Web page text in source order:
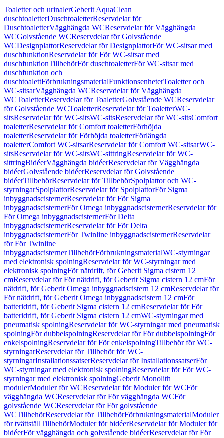
Toaletter och urinalerGeberit AquaClean
duschtoaletterDuschtoaletterReservdelar för
DuschtoaletterVägghängda WCReservdelar för Vägghängda
WCGolvstående WCReservdelar för Golvstående
WCDesignplattorReservdelar för DesignplattorFör WC-sitsar med
duschfunktionReservdelar för För WC-sitsar med
duschfunktionTillbehörFör duschtoaletterFör WC-sitsar med
duschfunktion och
duschtoalettFörbrukningsmaterialFunktionsenheterToaletter och
WC-sitsarVägghängda WCReservdelar för Vägghängda
WCToaletterReservdelar för ToaletterGolvstående WCReservdelar
för Golvstående WCToaletterReservdelar för ToaletterWC-
sitsReservdelar för WC-sitsWC-sitsReservdelar för WC-sitsComfort
toaletterReservdelar för Comfort toaletterFörhöjda
toaletterReservdelar för Förhöjda toaletterFörlängda
toaletterComfort WC-sitsarReservdelar för Comfort WC-sitsarWC-
sitsReservdelar för WC-sitsWC-sittringReservdelar för WC-
sittringBidéerVägghängda bidéerReservdelar för Vägghängda
bidéerGolvstående bidéerReservdelar för Golvstående
bidéerTillbehörReservdelar för TillbehörSpolplattor och WC-
styrningarSpolplattorReservdelar för SpolplattorFör Sigma
inbyggnadscisternerReservdelar för För Sigma
inbyggnadscisternerFör Omega inbyggnadscisternerReservdelar för
För Omega inbyggnadscisternerFör Delta
inbyggnadscisternerReservdelar för För Delta
inbyggnadscisternerFör Twinline inbyggnadscisternerReservdelar
för För Twinline
inbyggnadscisternerTillbehörFörbrukningsmaterialWC-styrningar
med elektronisk spolningReservdelar för WC-styrningar med
elektronisk spolningFör nätdrift, för Geberit Sigma cistern 12
cmReservdelar för För nätdrift, för Geberit Sigma cistern 12 cmFör
nätdrift, för Geberit Omega inbyggnadscistern 12 cmReservdelar för
För nätdrift, för Geberit Omega inbyggnadscistern 12 cmFör
batteridrift, för Geberit Sigma cistern 12 cmReservdelar för För
batteridrift, för Geberit Sigma cistern 12 cmWC-styrningar med
pneumatisk spolningReservdelar för WC-styrningar med pneumatisk
spolningFör dubbelspolningReservdelar för För dubbelspolningFör
enkelspolningReservdelar för För enkelspolningTillbehör för WC-
styrningarReservdelar för Tillbehör för WC-
styrningarInstallationssatserReservdelar för InstallationssatserFör
WC-styrningar med elektronisk spolningReservdelar för För WC-
styrningar med elektronisk spolningGeberit Monolith
modulerModuler för WCReservdelar för Moduler för WCFör
vägghängda WCReservdelar för För vägghängda WCFör
golvstående WCReservdelar för För golvstående
WCTillbehörReservdelar för TillbehörFörbrukningsmaterialModuler
för tvättställTillbehörModuler för bidéerReservdelar för Moduler för
bidéerFör vägghängda och golvstående bidéerReservdelar för För